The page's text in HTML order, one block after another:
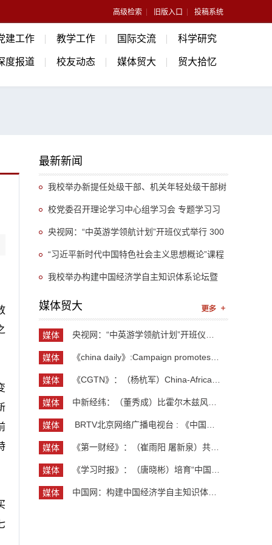
高级检索 旧版入口 投稿系统
建工作 教学工作 国际交流 科学研究
度报道 校友动态 媒体贸大 贸大拾忆
最新新闻
我校举办新提任处级干部、机关年轻处级干部树
立和践行正确政绩观专题培训班
校党委召开理论学习中心组学习会 专题学习习
近平总书记关于推动哲学社会科学高质量发展的重
要指示精神
央视网：“中英游学领航计划”开班仪式举行 300
余名英国学生开启“游学中国”旅程
“习近平新时代中国特色社会主义思想概论”课程
“UIBE新思想大讲堂”第九讲开讲
我校举办构建中国经济学自主知识体系论坛暨
《中国开放型经济学》教学研讨会
媒体贸大
媒体
媒体
媒体
媒体
媒体
媒体
媒体
媒体